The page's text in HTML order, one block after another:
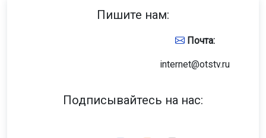
Пишите нам:
Почта:
internet@otstv.ru
Подписывайтесь на нас: